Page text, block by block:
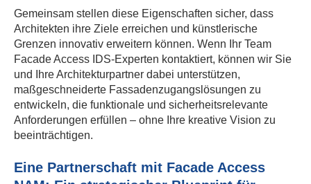
Gemeinsam stellen diese Eigenschaften sicher, dass
Architekten ihre Ziele erreichen und künstlerische
Grenzen innovativ erweitern können. Wenn Ihr Team
Facade Access IDS-Experten kontaktiert, können wir Sie
und Ihre Architekturpartner dabei unterstützen,
maßgeschneiderte Fassadenzugangslösungen zu
entwickeln, die funktionale und sicherheitsrelevante
Anforderungen erfüllen – ohne Ihre kreative Vision zu
beeinträchtigen.
Eine Partnerschaft mit Facade Access